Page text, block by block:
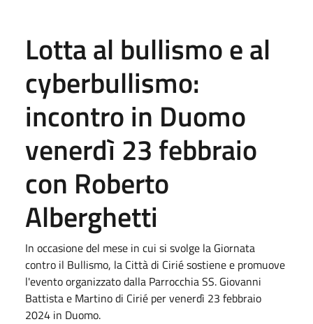
Lotta al bullismo e al
cyberbullismo:
incontro in Duomo
venerdì 23 febbraio
con Roberto
Alberghetti
In occasione del mese in cui si svolge la Giornata
contro il Bullismo, la Città di Cirié sostiene e promuove
l'evento organizzato dalla Parrocchia SS. Giovanni
Battista e Martino di Cirié per venerdì 23 febbraio
2024 in Duomo.